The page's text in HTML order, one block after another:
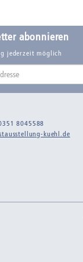
abonnieren
jederzeit möglich
8045588
kuehl.de